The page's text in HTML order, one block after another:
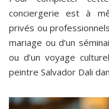
conciergerie est à
privés ou
mariage ou d’un
ou d’un voyage
peintre Salvador Dali